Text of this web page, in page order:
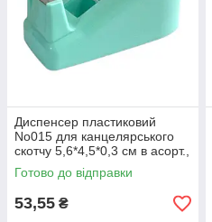
Диспенсер пластиковий
No015 для канцелярського
скотчу 5,6*4,5*0,3 см в асорт.,
диспенсер для скотчу
Готово до відправки
53,55 ₴